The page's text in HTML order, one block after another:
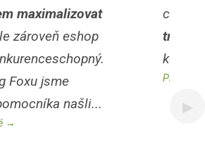
maximalizovat
zároveň eshop
Foxu jsme
našli...
→
cen
Přečíst
▶